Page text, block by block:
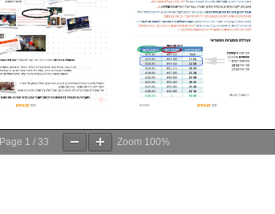
Page 1 / 33 Zoom 100%